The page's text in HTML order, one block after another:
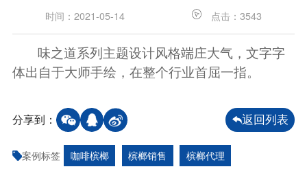
时间：2021-05-14 点击：3543
味之道系列主题设计风格端庄大气，文字字
体出自于大师手绘，在整个行业首屈一指。
分享到： 返回列表
案例标签 咖啡槟榔 槟榔销售 槟榔代理